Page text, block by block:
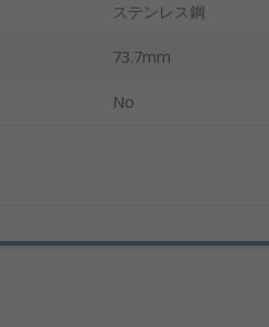
ステンレス鋼
73.7mm
No